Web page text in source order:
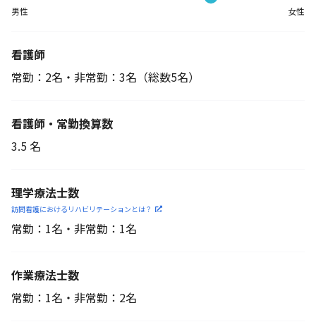
男性 女性
看護師
常勤：2名・非常勤：3名 （総数5名）
看護師・常勤換算数
3.5 名
理学療法士数
訪問看護におけるリハビリ テーションとは？
常勤：1名・非常勤：1名
作業療法士数
常勤：1名・非常勤：2名